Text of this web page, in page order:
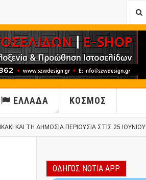
ΕΛΛΑΔΑ ΚΟΣΜΟΣ
ΚΑΙ ΤΗ ΔΗΜΌΣΙΑ ΠΕΡΙΟΥΣΊΑ ΣΤΙΣ 25 ΙΟΥΝΊΟΥ
ΟΔΗΓΟΣ ΝΟΤΙΑ APP